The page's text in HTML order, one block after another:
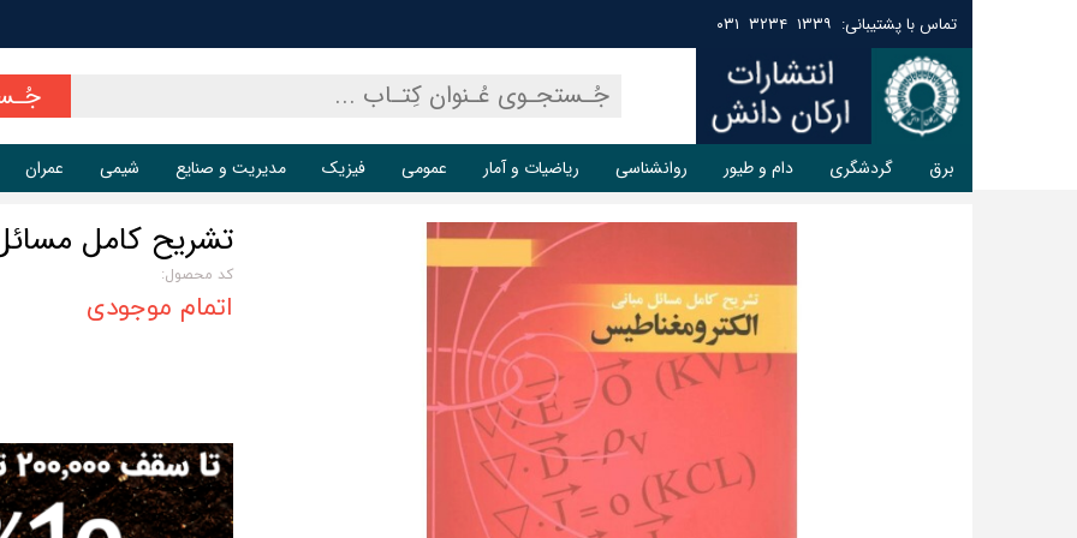
برق گردشگری دام و طیور روانشناسی ریاضیات و آمار عمومی فیزیک مدیریت و صنایع شیمی عمران
تماس با پشتیبانی: ۱۳۳۹ ۳۲۳۴ ۰۳۱
تشریح کامل
کد محصول:
اتمام موجودی